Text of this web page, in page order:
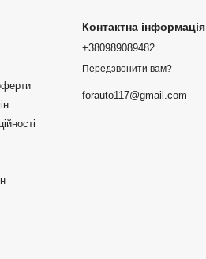
Контактна інформація
+380989089482
Передзвонити вам?
forauto117@gmail.com